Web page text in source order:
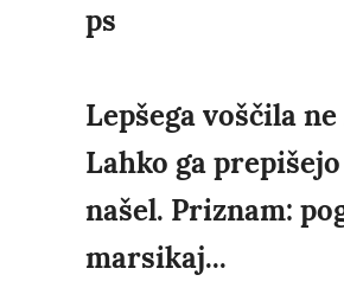
ps
Lepšega voščila
Lahko ga
našel. Priznam:
marsikaj...